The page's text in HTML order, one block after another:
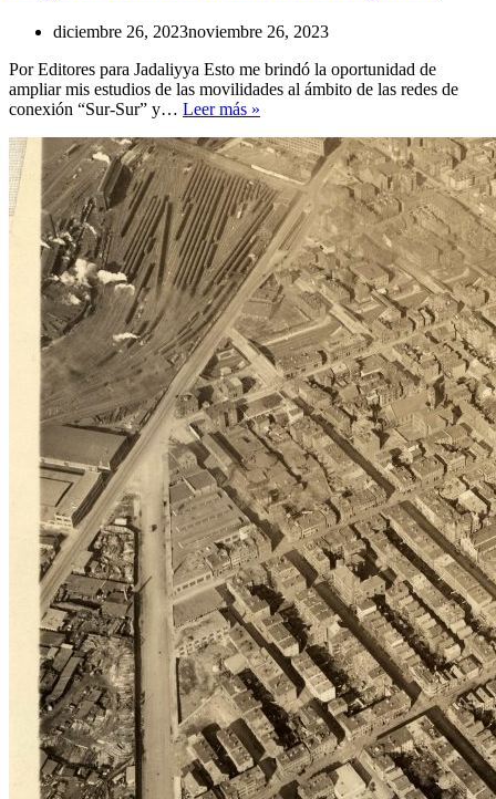
diciembre 26, 2023noviembre 26, 2023
Por Editores para Jadaliyya Esto me brindó la oportunidad de
ampliar mis estudios de las movilidades al ámbito de las redes de
conexión “Sur-Sur” y… Leer más »
Pearl
Balloffet,
Argentina
en
el
Medio
Oriente
global